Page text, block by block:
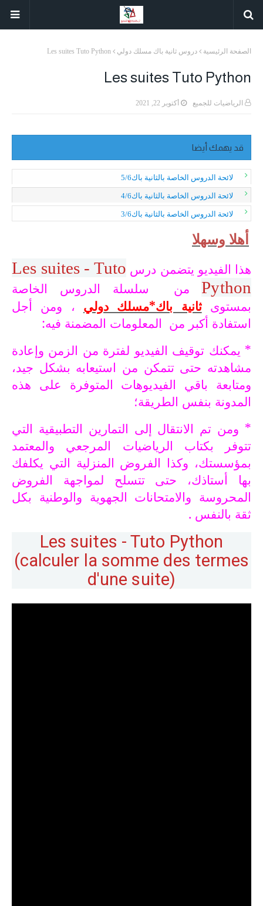
الصفحة الرئيسية دروس ثانية باك مسلك دولي Les suites Tuto Python
Les suites Tuto Python
الرياضيات للجميع أكتوبر 22, 2021
قد يهمك أيضا
لائحة الدروس الخاصة بالثانية باك5/6
لائحة الدروس الخاصة بالثانية باك4/6
لائحة الدروس الخاصة بالثانية باك3/6
أهلا وسهلا
هذا الفيديو يتضمن درس Les suites - Tuto
Pythonمن سلسلة الدروس الخاصة
بمستوىثانية باك*مسلك دولي ، ومن أجل
استفادة أكبر من المعلومات المضمنة فيه:
* يمكنك توقيف الفيديو لفترة من الزمن وإعادة
مشاهدته حتى تتمكن من استيعابه بشكل جيد،
ومتابعة باقي الفيديوهات المتوفرة على هذه
المدونة بنفس الطريقة؛
* ومن تم الانتقال إلى التمارين التطبيقية التي
تتوفر بكتاب الرياضيات المرجعي والمعتمد
بمؤسستك، وكذا الفروض المنزلية التي يكلفك
بها أستاذك، حتى تتسلح لمواجهة الفروض
المحروسة والامتحانات الجهوية والوطنية بكل
ثقة بالنفس .
Les suites - Tuto Python
(calculer la somme des termes
d'une suite)